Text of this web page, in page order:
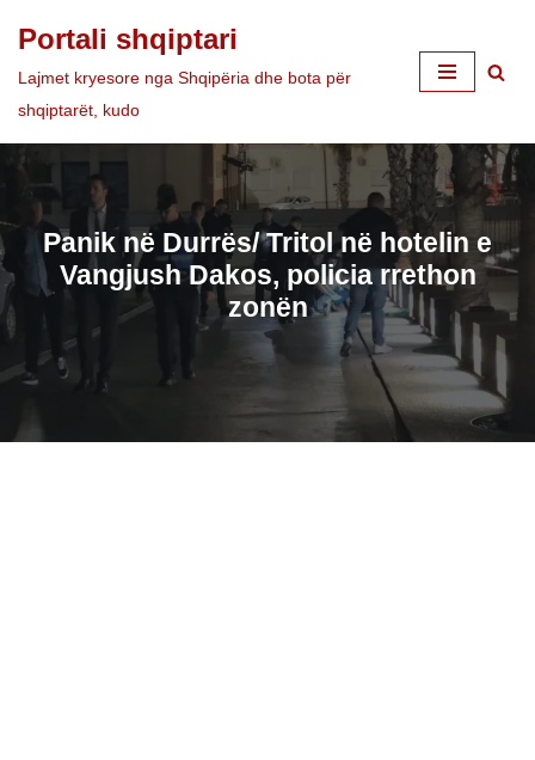
Skip
to
Portali shqiptari
Lajmet kryesore nga Shqipëria dhe bota për
shqiptarët, kudo
Panik në Durrës/ Tritol në hotelin e
Vangjush Dakos, policia rrethon
zonën